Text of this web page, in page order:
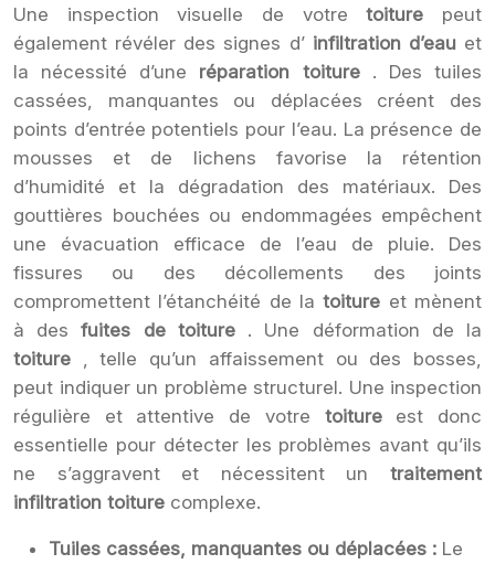
Une inspection visuelle de votretoiture peut
également révéler des signes d’ infiltration d’eau et
la nécessité d’une réparation toiture . Des tuiles
cassées, manquantes ou déplacées créent des
points d’entrée potentiels pour l’eau. La présence de
mousses et de lichens favorise la rétention
d’humidité et la dégradation des matériaux. Des
gouttières bouchées ou endommagées empêchent
une évacuation efficace de l’eau de pluie. Des
fissures ou des décollements des joints
compromettent l’étanchéité de latoiture et mènent
à desfuites de toiture . Une déformation de la
toiture
, telle qu’un affaissement ou des bosses,
peut indiquer un problème structurel. Une inspection
régulière et attentive de votre toiture est donc
essentielle pour détecter les problèmes avant qu’ils
ne s’aggravent et nécessitent un traitement
infiltration toiture complexe.
Tuiles cassées, manquantes ou déplacées : Le